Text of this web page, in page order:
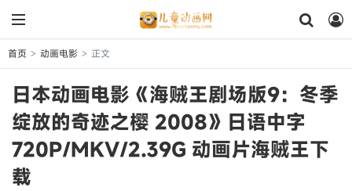
首页 > 动画电影 > 正文
日本动画电影《海贼王剧场版9：冬季
绽放的奇迹之樱 2008》日语中字
720P/MKV/2.39G 动画片海贼王下
载